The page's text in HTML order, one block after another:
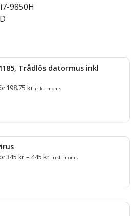
9850H
Trådlös datormus inkl
198.75kr inkl. moms
345kr–445kr inkl. moms